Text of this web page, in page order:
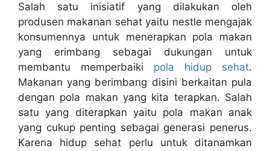
Salah satu inisiatif yang dilakukan oleh
produsen makanan sehat yaitu nestle mengajak
konsumennya untuk menerapkan pola makan
yang erimbang sebagai dukungan untuk
membantu memperbaiki pola hidup sehat.
Makanan yang berimbang disini berkaitan pula
dengan pola makan yang kita terapkan. Salah
satu yang diterapkan yaitu pola makan anak
yang cukup penting sebagai generasi penerus.
Karena hidup sehat perlu untuk ditanamkan